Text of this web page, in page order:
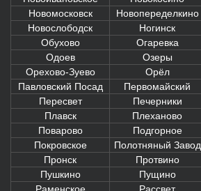
Новомосковск
Новопеределкино
Новослободск
Ногинск
Обухово
Огаревка
Одоев
Озеры
Орехово-Зуево
Орёл
Павловский Посад
Первомайский
Пересвет
Печерники
Плавск
Плеханово
Поварово
Подгорное
Покровское
Полотняный Завод
Пронск
Протвино
Пушкино
Пущино
Раменское
Рассвет